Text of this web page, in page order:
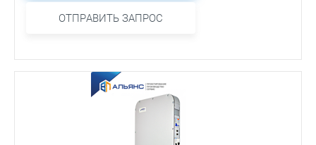
ОТПРАВИТЬ ЗАПРОС